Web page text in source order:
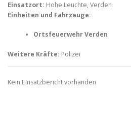
Einsatzort: Hohe Leuchte, Verden
Einheiten und Fahrzeuge:
Ortsfeuerwehr Verden
Weitere Kräfte: Polizei
Kein Einsatzbericht vorhanden